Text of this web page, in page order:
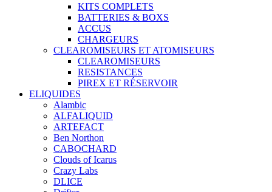
KITS COMPLETS
BATTERIES & BOXS
ACCUS
CHARGEURS
CLEAROMISEURS ET ATOMISEURS
CLEAROMISEURS
RESISTANCES
PIREX ET RÉSERVOIR
ELIQUIDES
Alambic
ALFALIQUID
ARTEFACT
Ben Northon
CABOCHARD
Clouds of Icarus
Crazy Labs
DLICE